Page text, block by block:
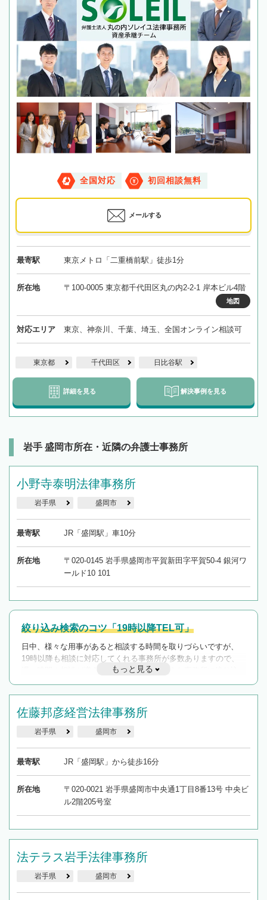
全国対応 初回相談無料
メールする
最寄駅 東京メトロ「二重橋前駅」徒歩1分
所在地 〒100-0005 東京都千代田区丸の内2-2-1 岸本ビル4階
地図
対応エリア 東京、神奈川、千葉、埼玉、全国オンライン相談可
東京都 千代田区 日比谷駅
詳細を見る 解決事例を見る
岩手 盛岡市所在・近隣の弁護士事務所
小野寺泰明法律事務所
岩手県 盛岡市
最寄駅 JR「盛岡駅」車10分
所在地
〒020-0145 岩手県盛岡市平賀新田字平賀50-4 銀河ワ
ールド10 101
絞り込み検索のコツ「19時以降TEL可」
日中、様々な用事があると相談する時間を取りづらいですが、
19時以降も相談に対応してくれる事務所が多数ありますので、
遅い時間の相談が増えそうな場合はそのような事務所に絞り込
んで検索してみましょう。
を加えて再検索
もっと見る
佐藤邦彦経営法律事務所
岩手県 盛岡市
最寄駅 JR「盛岡駅」から徒歩16分
所在地
〒020-0021 岩手県盛岡市中央通1丁目8番13号 中央ビ
ル2階205号室
法テラス岩手法律事務所
岩手県 盛岡市